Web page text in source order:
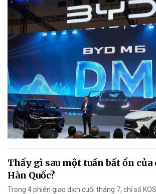
Thấy gì sau một tuần bất ổn
Hàn Quốc?
Trong 4 phiên giao dịch cuối tháng 7, chỉ số